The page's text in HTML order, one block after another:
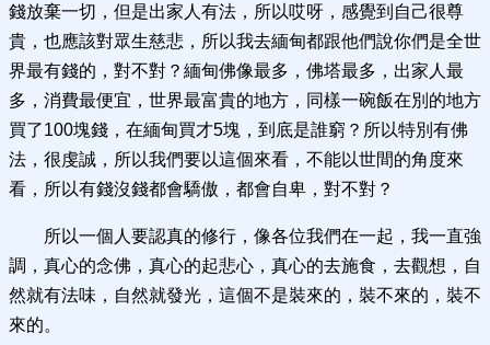
錢放棄一切，但是出家人有法，所以哎呀，感覺到自己很尊
貴，也應該對眾生慈悲，所以我去緬甸都跟他們說你們是全世
界最有錢的，對不對？緬甸佛像最多，佛塔最多，出家人最
多，消費最便宜，世界最富貴的地方，同樣一碗飯在別的地方
買了100塊錢，在緬甸買才5塊，到底是誰窮？所以特別有佛
法，很虔誠，所以我們要以這個來看，不能以世間的角度來
看，所以有錢沒錢都會驕傲，都會自卑，對不對？
所以一個人要認真的修行，像各位我們在一起，我一直強
調，真心的念佛，真心的起悲心，真心的去施食，去觀想，自
然就有法味，自然就發光，這個不是裝來的，裝不來的，裝不
來的。